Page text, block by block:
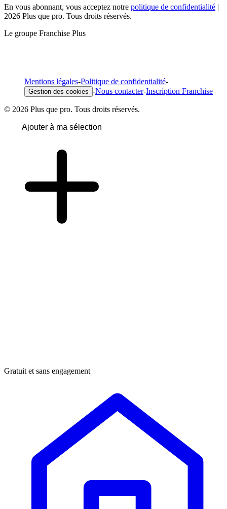
En vous abonnant, vous acceptez notre politique de confidentialité |
2026 Plus que pro. Tous droits réservés.
Le groupe Franchise Plus
Mentions légales-Politique de confidentialité-
Gestion des cookies -Nous contacter-Inscription Franchise
© 2026 Plus que pro. Tous droits réservés.
Ajouter à ma sélection
Gratuit et sans engagement